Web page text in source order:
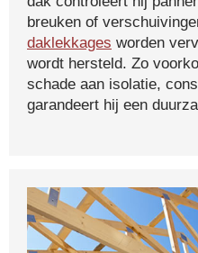
breuken of
daklekkages worden
wordt hersteld. Zo
schade aan isolatie,
garandeert hij een